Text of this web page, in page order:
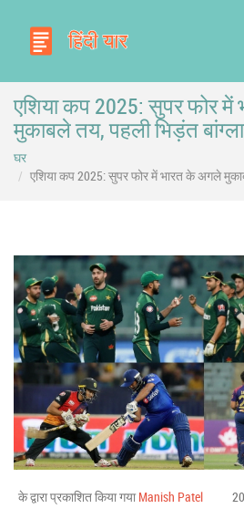
एशिया कप 2025: सुपर फोर
मुकाबले तय, पहली भिड़ंत
घर
एशिया कप 2025: सुपर फोर में भारत के अगले
के द्वारा प्रकाशित किया गया Manish Patel